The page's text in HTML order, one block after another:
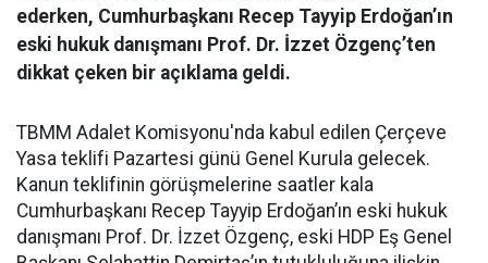
ederken, Cumhurbaşkanı Recep Tayyip Erdoğan’ın
eski hukuk danışmanı Prof. Dr. İzzet Özgenç’ten
dikkat çeken bir açıklama geldi.
TBMM Adalet Komisyonu'nda kabul edilen Çerçeve
Yasa teklifi Pazartesi günü Genel Kurula gelecek.
Kanun teklifinin görüşmelerine saatler kala
Cumhurbaşkanı Recep Tayyip Erdoğan’ın eski hukuk
danışmanı Prof. Dr. İzzet Özgenç, eski HDP Eş Genel